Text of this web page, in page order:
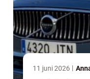
11 juni 2026